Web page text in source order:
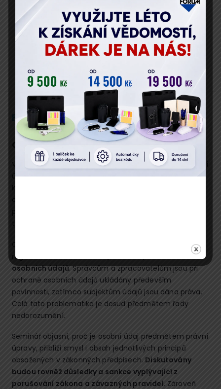
Vaše osobní údaje zpracováváme v souladu s GDPR.
Popis Program Přednáší
Cíl semináře
V rámci semináře budete podrobně seznámeni s právní
úpravou ochrany osobních údajů a její aplikací v rámci
regulována
osobních údajů. Správcům a zpracovatelům jsou při
ochraně osobních údajů ukládány především
povinnosti, zatímco subjektům údajů jsou dána práva.
Celá tato problematika je dosud předmětem řady
nedorozumění.
Seminář objasní, proč je osobní údaj předmětem právní
úpravy, přiblíží smysl i obsah jednotlivých principů
obsažených v zákonných předpisech. Diskutovány
budou rovněž důsledky a sankce vyplývající z
porušování zákona a závazných pravidel. Zároveň